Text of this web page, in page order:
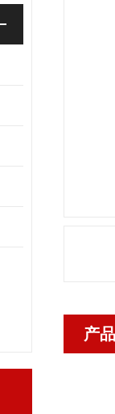
产